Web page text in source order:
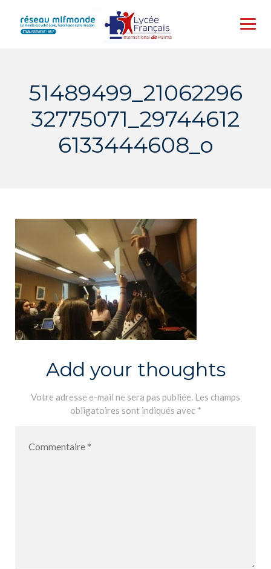
content
51489499_21062296
32775071_29744612
6133444608_o
Add your thoughts
Votre adresse e-mail ne sera pas publiée. Les champs
obligatoires sont indiqués avec *